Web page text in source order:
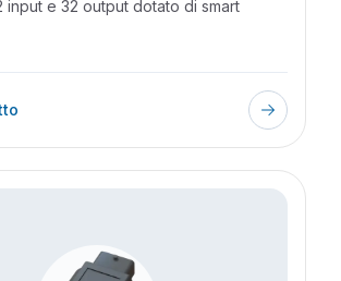
input e 32 output dotato di smart